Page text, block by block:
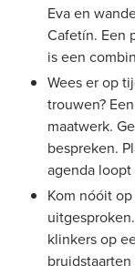
Eva en
Cafetín. Een
is een
Wees er op
trouwen?
maatwerk.
bespreken.
agenda
Kom nóóit
klinkers op